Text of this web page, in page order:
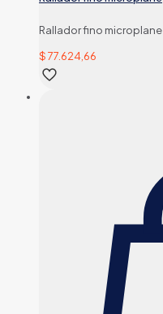
Rallador fino microplane
$77.624,66